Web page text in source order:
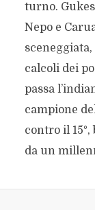
turno.
Nepo e
calcoli dei
passa
campione
contro il 15°,
da un